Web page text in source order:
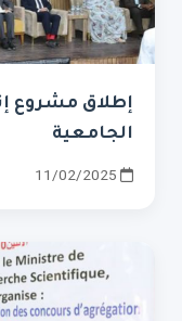
إطلاق مشروع
الجامعية
11/02/2025